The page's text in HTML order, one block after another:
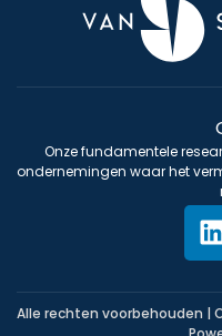
Onze fundamentele
ondernemingen waar het
Alle rechten voorbehouden |